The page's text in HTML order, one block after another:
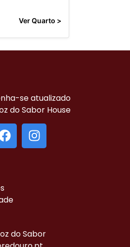
Ver Quarto >
se atualizado
do Sabor House
do Sabor